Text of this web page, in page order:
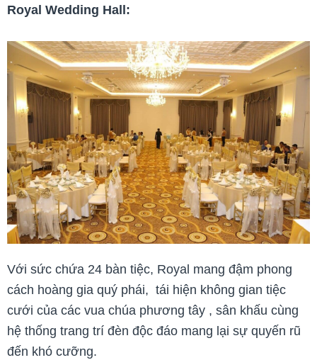
Royal Wedding Hall:
Với sức chứa 24 bàn tiệc, Royal mang đậm phong
cách hoàng gia quý phái, tái hiện không gian tiệc
cưới của các vua chúa phương tây , sân khấu cùng
hệ thống trang trí đèn độc đáo mang lại sự quyến rũ
đến khó cưỡng.